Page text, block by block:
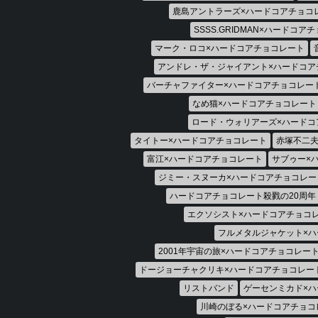
鹿島アントラーズ×ハードコアチョコ
SSSS.GRIDMAN×ハードコアチ
マーク・ロコ×ハードコアチョコレート
アンドレ・ザ・ジャイアント×ハードコ
バーチャファイター×ハードコアチョコレー
なめ猫×ハードコアチョコレート
ロード・ウォリアーズ×ハード
タイトー×ハードコアチョコレート
赤塚不二
富江×ハードコアチョコレート
サブゥー×
ジミー・スヌーカ×ハードコアチョコレ
ハードコアチョコレート殺戮の20周年
エクソシスト×ハードコアチョコ
フルメタルジャケット×
2001年宇宙の旅×ハードコアチョコレー
ドージョーチャクリキ×ハードコアチョコレー
リストバンド
ゲーセンミカド×
川崎のぼる×ハードコアチョコ